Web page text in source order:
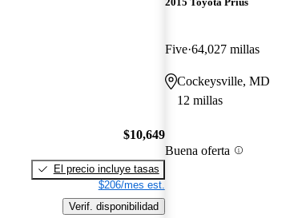
$10,649
El precio incluye tasas
$206/mes est.
Verif. disponibilidad
Five 64,027 millas
Cockeysville, MD
12 millas
Buena oferta